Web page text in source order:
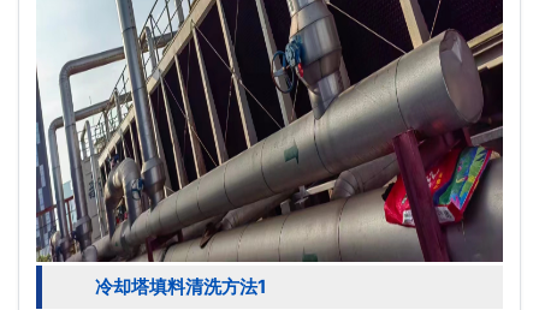
冷却塔填料清洗方法1